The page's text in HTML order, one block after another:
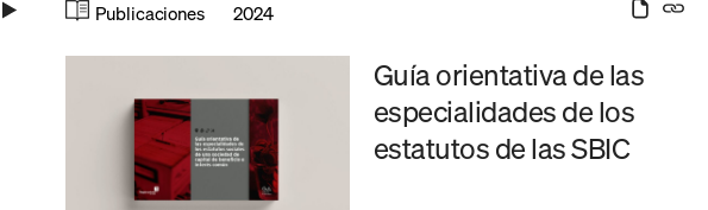
Publicaciones 2024
Guía orientativa de las
especialidades de los
estatutos de las SBIC